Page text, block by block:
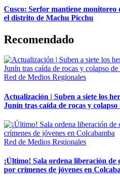
Cusco: Serfor mantiene monitoreo
el distrito de Machu Picchu
Recomendado
Red de Medios Regionales
Actualización | Suben a siete los
Junín tras caída de rocas y colapso
Red de Medios Regionales
¡Último! Sala ordena liberación de
por crímenes de jóvenes en